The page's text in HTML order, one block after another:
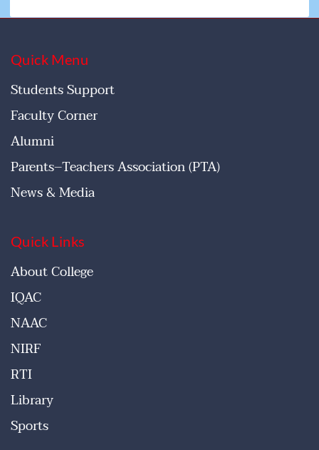
Quick Menu
Students Support
Faculty Corner
Alumni
Parents–Teachers Association (PTA)
News & Media
Quick Links
About College
IQAC
NAAC
NIRF
RTI
Library
Sports